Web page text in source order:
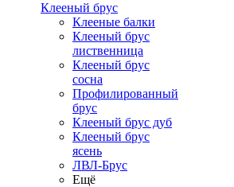
Клееный брус
Клееные балки
Клееный брус
лиственница
Клееный брус
сосна
Профилированный
брус
Клееный брус дуб
Клееный брус
ясень
ЛВЛ-Брус
Ещё